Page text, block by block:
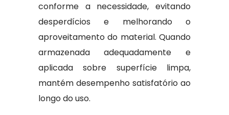
conforme a necessidade, evitando
desperdícios e melhorando o
aproveitamento do material. Quando
armazenada adequadamente e
aplicada sobre superfície limpa,
mantém desempenho satisfatório ao
longo do uso.